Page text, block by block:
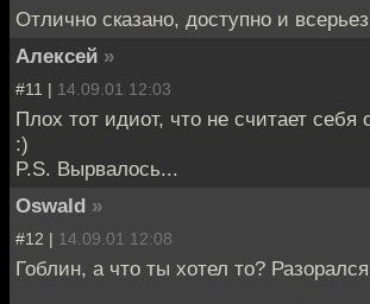
Отлично сказано, доступно и
Алексей »
#11 | 14.09.01 12:03
Плох тот идиот, что не считает
:)
P.S. Вырвалось...
Oswald »
#12 | 14.09.01 12:08
Гоблин, а что ты хотел то?